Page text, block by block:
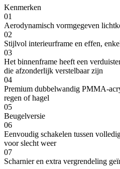
Kenmerken
01
Aerodynamisch vormgegeven
02
Stijlvol interieurframe en effen,
03
Het binnenframe heeft een
die afzonderlijk verstelbaar zijn
04
Premium dubbelwandig PMMA-
regen of hagel
05
Beugelversie
06
Eenvoudig schakelen tussen
voor slecht weer
07
Scharnier en extra vergrendeling